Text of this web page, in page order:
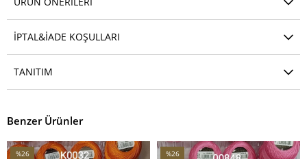
İPTAL&İADE KOŞULLARI
TANITIM
Benzer Ürünler
Yumak
%26
V1
%26